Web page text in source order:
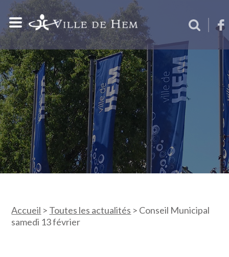
Accueil > Toutes les actualités > Conseil Municipal
samedi 13 février